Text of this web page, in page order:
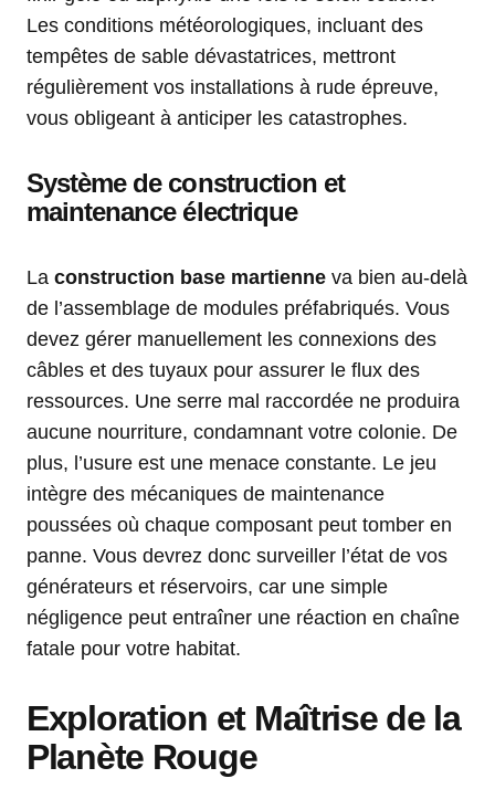
Les conditions météorologiques, incluant des
tempêtes de sable dévastatrices, mettront
régulièrement vos installations à rude épreuve,
vous obligeant à anticiper les catastrophes.
Système de construction et
maintenance électrique
La construction base martienne va bien au-delà
de l’assemblage de modules préfabriqués. Vous
devez gérer manuellement les connexions des
câbles et des tuyaux pour assurer le flux des
ressources. Une serre mal raccordée ne produira
aucune nourriture, condamnant votre colonie. De
plus, l’usure est une menace constante. Le jeu
intègre des mécaniques de maintenance
poussées où chaque composant peut tomber en
panne. Vous devrez donc surveiller l’état de vos
générateurs et réservoirs, car une simple
négligence peut entraîner une réaction en chaîne
fatale pour votre habitat.
Exploration et Maîtrise de la
Planète Rouge